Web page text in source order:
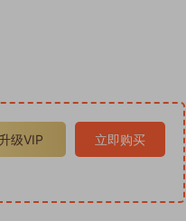
升级VIP 立即购买